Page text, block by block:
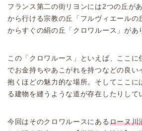
フランス第二の街リヨンには2つの丘が
から行ける宗教の丘「フルヴィエールの
からすぐの絹の丘「クロワルース」があ
この「クロワルース」といえば、ここに
でお金持ちやあこがれを持つなどの良い
抱くほどの魅力的な場所。そしてここに
る建物を縫うような道が存在したりして
今回はそのクロワルースにある ローヌ川